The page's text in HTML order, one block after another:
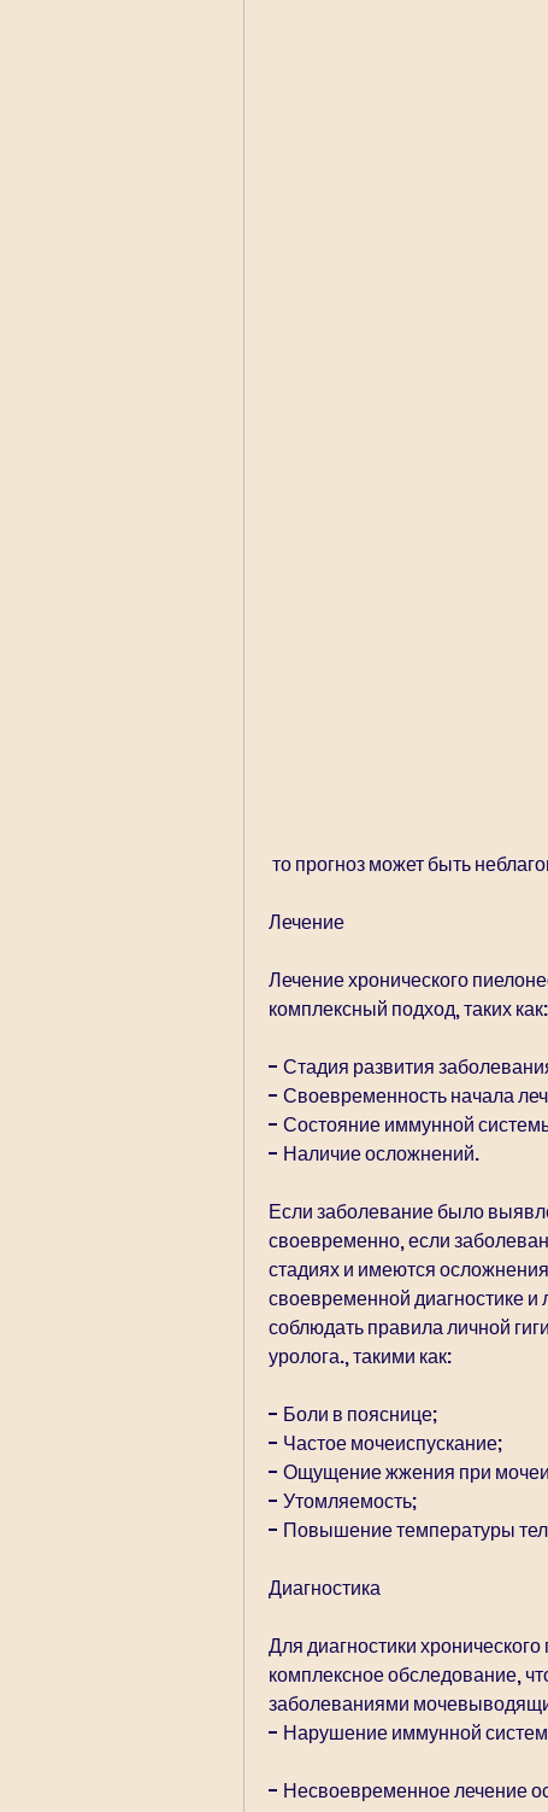
то прогноз может быть
Лечение
Лечение хронического
комплексный подход, таких как:
- Стадия развития
- Своевременность начала
- Состояние иммунной
- Наличие осложнений.
Если заболевание было
своевременно, если
стадиях и имеются
своевременной диагностике
соблюдать правила личной
уролога., такими как:
- Боли в пояснице;
- Частое мочеиспускание;
- Ощущение жжения при
- Утомляемость;
- Повышение температуры
Диагностика
Для диагностики
комплексное обследование,
заболеваниями
- Нарушение иммунной
- Несвоевременное лечение